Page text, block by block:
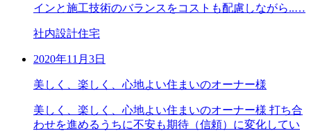
インと施工技術のバランスをコストも配慮しながら..…
社内設計住宅
2020年11月3日
美しく、楽しく、心地よい住まいのオーナー様
美しく、楽しく、心地よい住まいのオーナー様 打ち合
わせを進めるうちに不安も期待（信頼）に変化してい